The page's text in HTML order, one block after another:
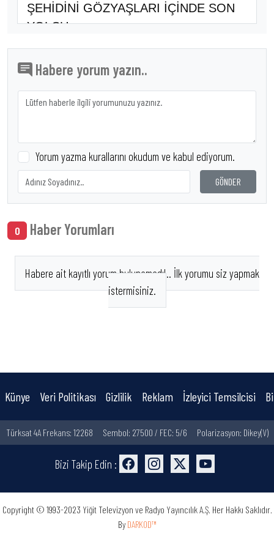
ŞEHİDİNİ GÖZYAŞLARI İÇİNDE SON
YOLCU..
Habere yorum yazın..
Yorum yazma kurallarını okudum ve kabul ediyorum.
GÖNDER
0 Haber Yorumları
Habere ait kayıtlı yorum bulunamadı!.. İlk yorumu siz yapmak
istermisiniz.
Künye Veri Politikası Gizlilik Reklam İzleyici Temsilcisi
Türksat 4A Frekans: 12268 Sembol: 27500 / FEC: 5/6 Polarizasyon: Dikey(V)
Bizi Takip Edin :
Copyright © 1993-2023 Yiğit Televizyon ve Radyo Yayıncılık A.Ş. Her Hakkı Saklıdır.
By DARKOD™